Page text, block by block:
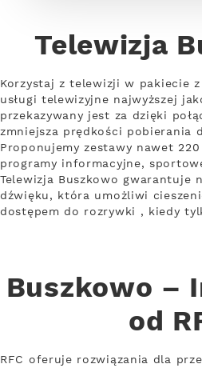
Telewizja
Korzystaj z telewizji w pakiecie
usługi telewizyjne najwyższej
przekazywany jest za dzięki
zmniejsza prędkości pobierania
Proponujemy zestawy nawet
programy informacyjne,
Telewizja Buszkowo gwarantuje
dźwięku, która umożliwi
dostępem do rozrywki , kiedy
Buszkowo –
od
RFC oferuje rozwiązania dla